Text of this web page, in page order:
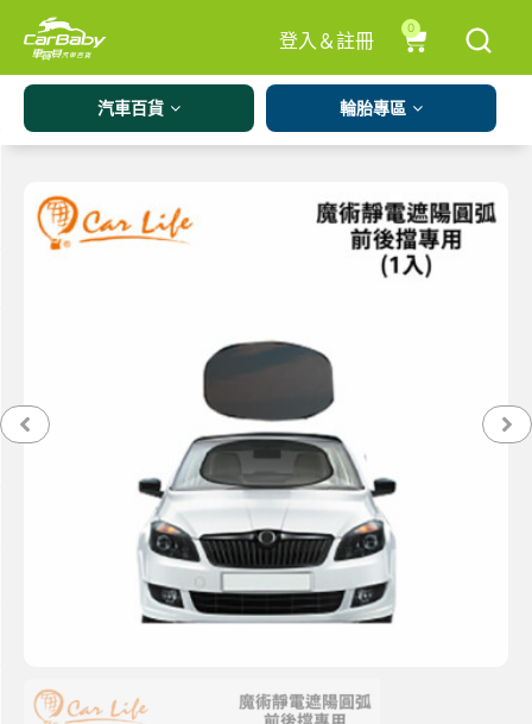
登入＆註冊
0
汽車百貨 輪胎專區